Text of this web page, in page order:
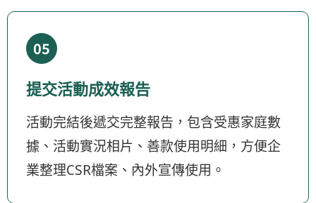
05
提交活動成效報告
活動完結後遞交完整報告，包含受惠家庭數
據、活動實況相片、善款使用明細，方便企
業整理CSR檔案、內外宣傳使用。